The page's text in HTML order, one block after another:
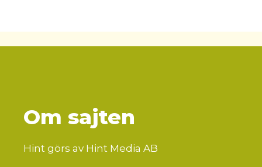
Om sajten
Hint görs av Hint Media AB